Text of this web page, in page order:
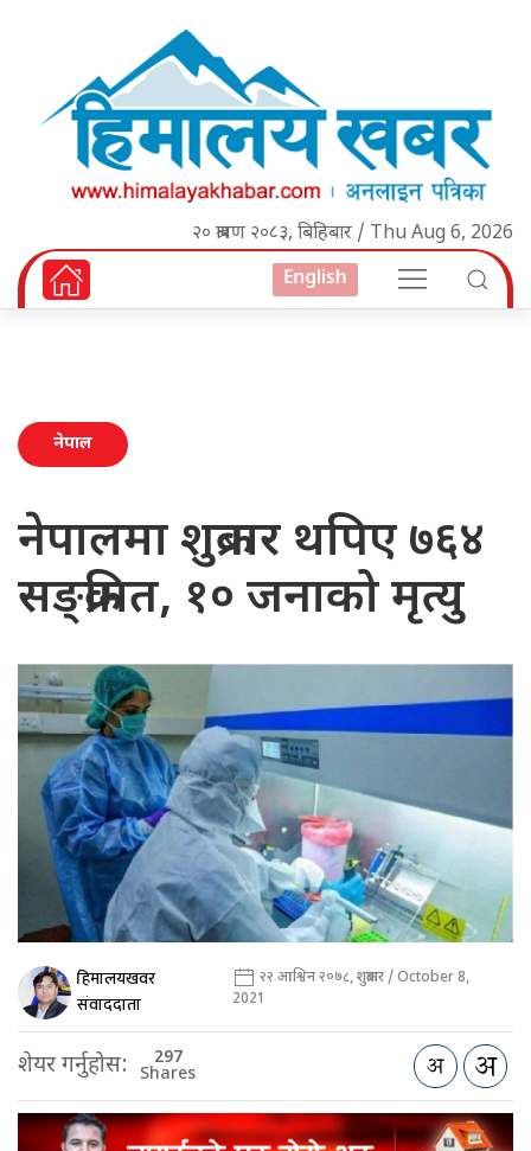
२० श्रावण २०८३, बिहिबार / Thu Aug 6, 2026
English
नेपाल
नेपालमा शुक्रबार थपिए ७६४
सङ्क्रमित, १० जनाको मृत्यु
हिमालयखवर
संवाददाता
२२ आश्विन २०७८, शुक्रबार / October 8,
2021
शेयर गर्नुहोस: 297
Shares